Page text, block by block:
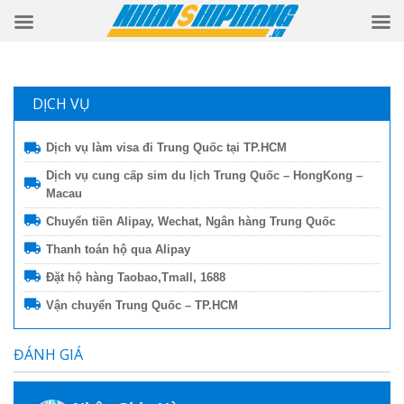
DỊCH VỤ
Dịch vụ làm visa đi Trung Quốc tại TP.HCM
Dịch vụ cung cấp sim du lịch Trung Quốc – HongKong –
Macau
Chuyển tiền Alipay, Wechat, Ngân hàng Trung Quốc
Thanh toán hộ qua Alipay
Đặt hộ hàng Taobao,Tmall, 1688
Vận chuyển Trung Quốc – TP.HCM
ĐÁNH GIÁ